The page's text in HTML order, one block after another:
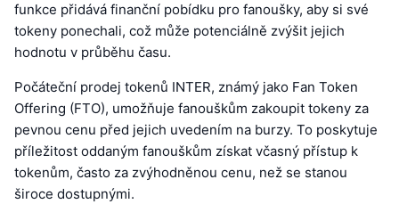
funkce přidává finanční pobídku pro fanoušky, aby si své
tokeny ponechali, což může potenciálně zvýšit jejich
hodnotu v průběhu času.
Počáteční prodej tokenů INTER, známý jako Fan Token
Offering (FTO), umožňuje fanouškům zakoupit tokeny za
pevnou cenu před jejich uvedením na burzy. To poskytuje
příležitost oddaným fanouškům získat včasný přístup k
tokenům, často za zvýhodněnou cenu, než se stanou
široce dostupnými.